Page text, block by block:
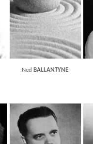
Ned BALLANTYNE